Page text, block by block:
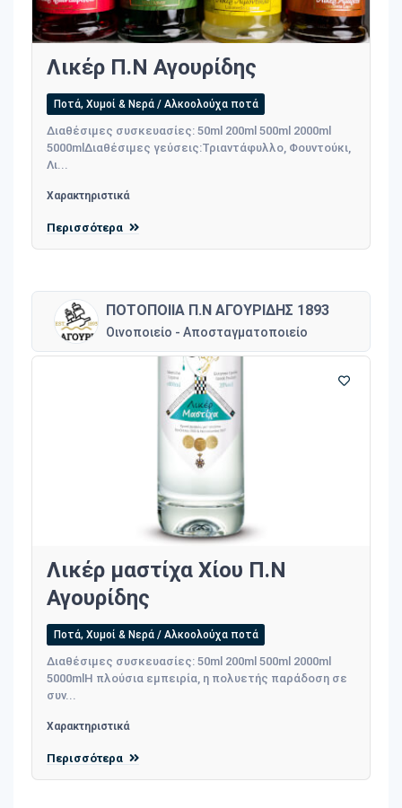
Λικέρ Π.Ν Αγουρίδης
Ποτά, Χυμοί & Νερά / Αλκοολούχα ποτά
Διαθέσιμες συσκευασίες: 50ml 200ml 500ml 2000ml
5000mlΔιαθέσιμες γεύσεις:Τριαντάφυλλο, Φουντούκι,
Λι...
Χαρακτηριστικά
Περισσότερα
ΠΟΤΟΠΟΙΙΑ Π.Ν ΑΓΟΥΡΙΔΗΣ 1893
Οινοποιείο - Αποσταγματοποιείο
Λικέρ μαστίχα Χίου Π.Ν
Αγουρίδης
Ποτά, Χυμοί & Νερά / Αλκοολούχα ποτά
Διαθέσιμες συσκευασίες: 50ml 200ml 500ml 2000ml
5000mlΗ πλούσια εμπειρία, η πολυετής παράδοση σε
συν...
Χαρακτηριστικά
Περισσότερα